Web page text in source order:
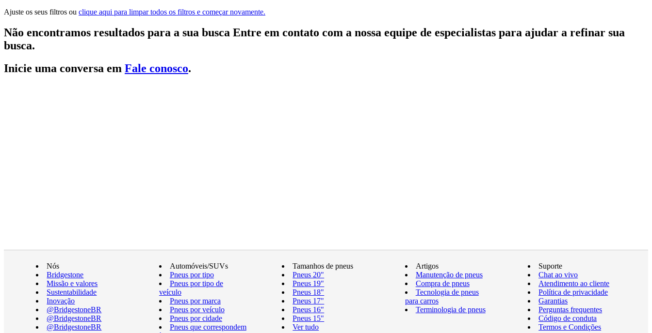
Ajuste os seus filtros ou clique aqui para limpar todos os filtros e começar novamente.
Não encontramos resultados para a sua busca Entre em contato com a nossa equipe de especialistas para ajudar a refinar sua
busca.
Inicie uma conversa em Fale conosco.
Nós
Bridgestone
Missão e valores
Sustentabilidade
Inovação
@BridgestoneBR
@BridgestoneBR
@BridgestoneBR
Automóveis/SUVs
Pneus por tipo
Pneus por tipo de
veículo
Pneus por marca
Pneus por veículo
Pneus por cidade
Pneus que correspondem
Tamanhos de pneus
Pneus 20"
Pneus 19"
Pneus 18"
Pneus 17"
Pneus 16"
Pneus 15"
Ver tudo
Artigos
Manutenção de pneus
Compra de pneus
Tecnologia de pneus
para carros
Terminologia de pneus
Suporte
Chat ao vivo
Atendimento ao cliente
Política de privacidade
Garantias
Perguntas frequentes
Código de conduta
Termos e Condições